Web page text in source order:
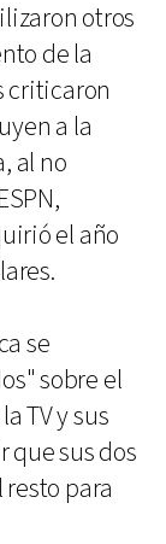
otros
de la
criticaron
a la
al no
el año
se
sobre el
TV y sus
que sus dos
para